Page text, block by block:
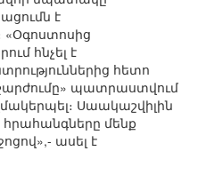
է
«Օգոստոսից
հնչել է
հետո
պատրաստվում
Սաակաշվիլին
մենք
ասել է